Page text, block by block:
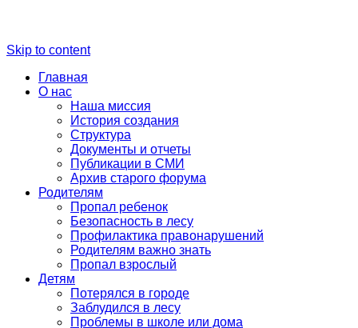
Skip to content
Главная
О нас
Наша миссия
История создания
Структура
Документы и отчеты
Публикации в СМИ
Архив старого форума
Родителям
Пропал ребенок
Безопасность в лесу
Профилактика правонарушений
Родителям важно знать
Пропал взрослый
Детям
Потерялся в городе
Заблудился в лесу
Проблемы в школе или дома